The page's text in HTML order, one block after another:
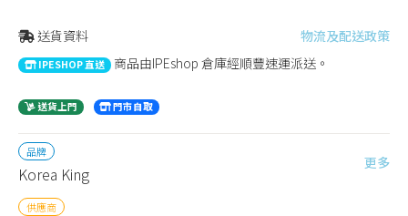
送貨資料 物流及配送政策
IPESHOP 直送 商品由IPEshop 倉庫經順豐速運派送。
送貨上門 門市自取
品牌
Korea King
更多
供應商